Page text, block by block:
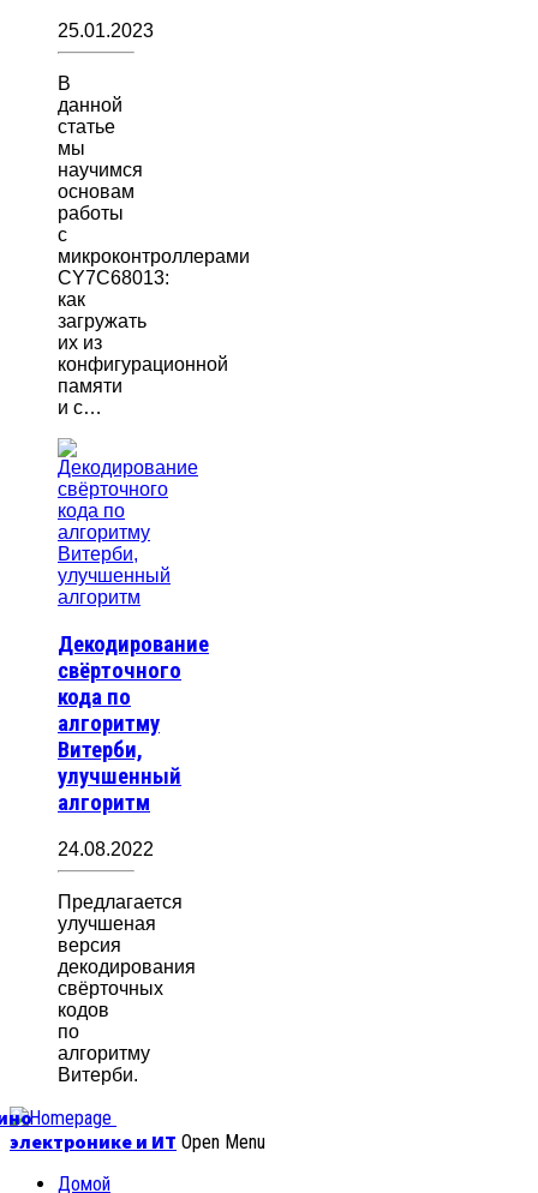
25.01.2023
В
данной
статье
мы
научимся
основам
работы
с
микроконтроллерами
CY7C68013:
как
загружать
их из
конфигурационной
памяти
и с…
Декодирование
свёрточного
кода по
алгоритму
Витерби,
улучшенный
алгоритм
24.08.2022
Предлагается
улучшеная
версия
декодирования
свёрточных
кодов
по
алгоритму
Витерби.
электронике и ИТ Open Menu
Домой